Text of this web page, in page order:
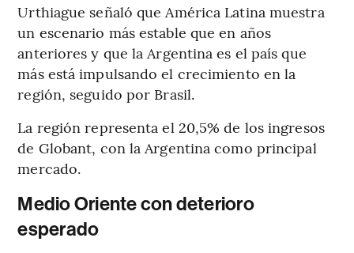
Urthiague señaló que América Latina muestra
un escenario más estable que en años
anteriores y que la Argentina es el país que
más está impulsando el crecimiento en la
región, seguido por Brasil.
La región representa el 20,5% de los ingresos
de Globant, con la Argentina como principal
mercado.
Medio Oriente con deterioro
esperado